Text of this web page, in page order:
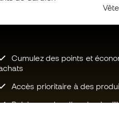
Cumulez des points et
Accès prioritaire à des
Rejoignez plus d’un demi-